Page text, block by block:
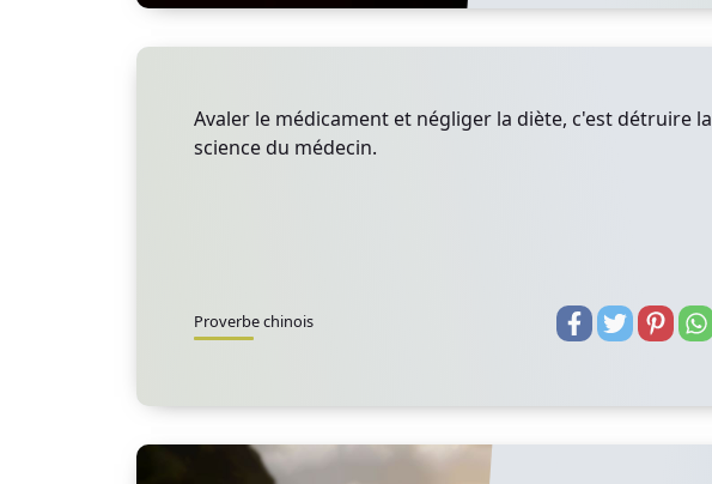
Avaler le médicament et négliger la diète, c'est détruire la
science du médecin.
Proverbe chinois